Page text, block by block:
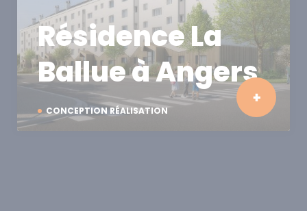
CONCEPTION RÉALISATION
Résidence La
Ballue à Angers